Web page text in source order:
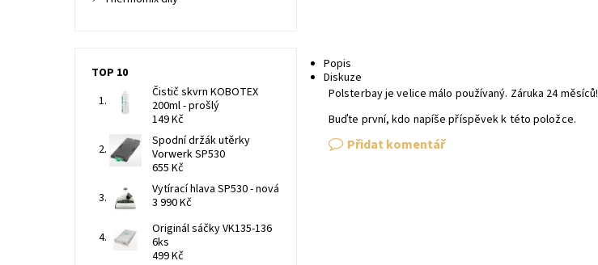
Popis
Diskuze
Polsterbay je velice málo používaný. Záruka 24 měsíců!
Buďte první, kdo napíše příspěvek k této položce.
Přidat komentář
TOP 10
Čistič skvrn KOBOTEX
200ml - prošlý
149 Kč
Spodní držák utěrky
Vorwerk SP530
655 Kč
Vytírací hlava SP530 - nová
3 990 Kč
Originál sáčky VK135-136
6ks
499 Kč